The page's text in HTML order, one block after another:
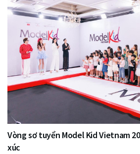
Vòng sơ tuyển Model Kid Vietnam
xúc